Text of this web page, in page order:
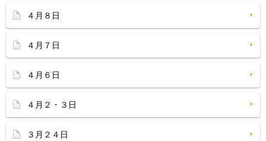
４月８日
４月７日
４月６日
４月２・３日
３月２４日